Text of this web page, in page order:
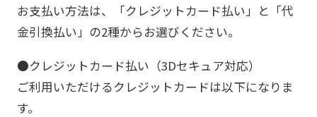
お支払い方法は、「クレジットカード払い」と「代
金引換払い」の2種からお選びください。
●クレジットカード払い（3Dセキュア対応）
ご利用いただけるクレジットカードは以下になりま
す。